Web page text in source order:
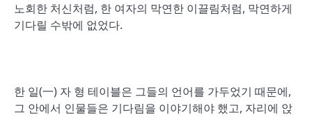
노회한 처신처럼, 한 여자의 막연한 이끌림처럼, 막연하게
기다릴 수밖에 없었다.
한 일(一) 자 형 테이블은 그들의 언어를 가두었기 때문에,
그 안에서 인물들은 기다림을 이야기해야 했고, 자리에 앉